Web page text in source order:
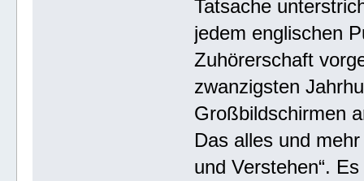
Tatsache
jedem englischen
Zuhörerschaft
zwanzigsten
Großbildschirmen
Das alles und
und Verstehen“.